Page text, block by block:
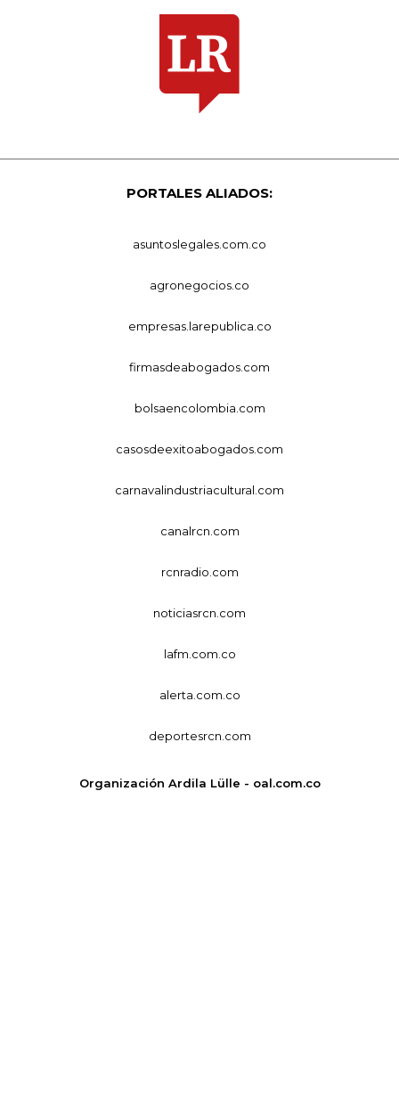
PORTALES ALIADOS:
asuntoslegales.com.co
agronegocios.co
empresas.larepublica.co
firmasdeabogados.com
bolsaencolombia.com
casosdeexitoabogados.com
carnavalindustriacultural.com
canalrcn.com
rcnradio.com
noticiasrcn.com
lafm.com.co
alerta.com.co
deportesrcn.com
Organización Ardila Lülle - oal.com.co